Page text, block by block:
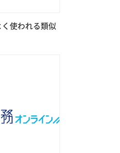
使われる類似